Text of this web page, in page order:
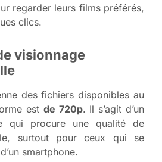
regarder leurs films préférés,
clics.
visionnage
des fichiers disponibles au
est de 720p. Il s’agit d’un
qui procure une qualité de
surtout pour ceux qui se
smartphone.